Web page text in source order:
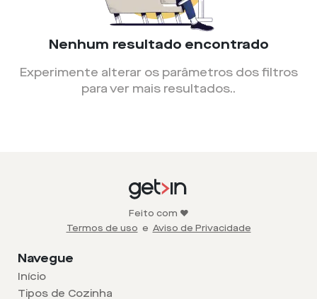
Nenhum resultado encontrado
Experimente alterar os parâmetros dos filtros
para ver mais resultados..
Feito com ❤️
Termos de uso e Aviso de Privacidade
Navegue
Início
Tipos de Cozinha